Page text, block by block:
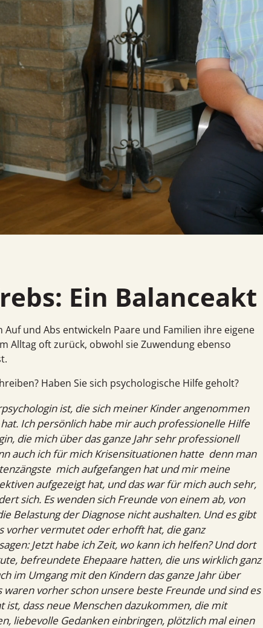
Ein Balanceakt
und Abs entwickeln Paare und Familien ihre eigene
Alltag oft zurück, obwohl sie Zuwen­dung ebenso
Haben Sie sich psychologische Hilfe geholt?
ist, die sich meiner Kinder angenommen
Ich persönlich habe mir auch professionelle Hilfe
die mich über das ganze Jahr sehr professionell
auch ich für mich Krisensituationen hatte  denn man
 mich aufgefangen hat und mir meine
aufgezeigt hat, und das war für mich auch sehr,
sich. Es wenden sich Freunde von einem ab, von
Belastung der Diagnose nicht aushalten. Und es gibt
vorher vermutet oder erhofft hat, die ganz
Jetzt habe ich Zeit, wo kann ich helfen? Und dort
befreundete Ehepaare hatten, die uns wirklich ganz
im Umgang mit den Kindern das ganze Jahr über
vorher schon unsere beste Freunde und sind es
dass neue Menschen dazukommen, die mit
liebevolle Gedanken einbringen, plötzlich mal einen